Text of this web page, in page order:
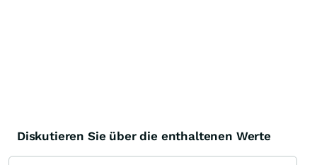
Diskutieren Sie über die enthaltenen Werte